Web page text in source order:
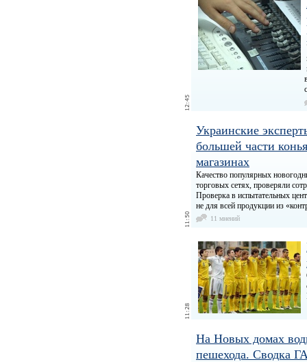
Украинские
большей части
магазинах
Качество популярных
торговых сетях, проверяли
Проверка в испытательных
не для всей продукции из
11 мнений
На Новых домах
пешехода. Сводка